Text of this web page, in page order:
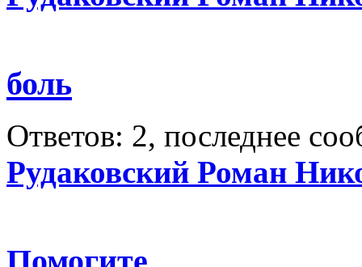
боль
Ответов: 2, последнее
Рудаковский Роман